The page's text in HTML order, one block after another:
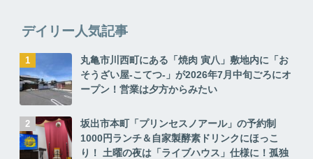
デイリー人気記事
丸亀市川西町にある「焼肉 寅八」敷地内に「お
そうざい屋-こてつ-」が2026年7月中旬ごろにオ
ープン！営業は夕方からみたい
坂出市本町「プリンセスノアール」の予約制
1000円ランチ＆自家製酵素ドリンクにほっこ
り！ 土曜の夜は「ライブハウス」仕様に！孤独